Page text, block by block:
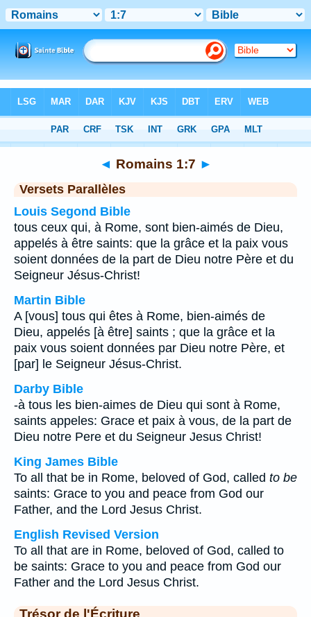
Chapitre 1 > Verset 7
◄ Romains 1:7 ►
Versets Parallèles
Louis Segond Bible
tous ceux qui, à Rome, sont bien-aimés de Dieu,
appelés à être saints: que la grâce et la paix vous
soient données de la part de Dieu notre Père et du
Seigneur Jésus-Christ!
Martin Bible
A [vous] tous qui êtes à Rome, bien-aimés de
Dieu, appelés [à être] saints ; que la grâce et la
paix vous soient données par Dieu notre Père, et
[par] le Seigneur Jésus-Christ.
Darby Bible
-à tous les bien-aimes de Dieu qui sont à Rome,
saints appeles: Grace et paix à vous, de la part de
Dieu notre Pere et du Seigneur Jesus Christ!
King James Bible
To all that be in Rome, beloved of God, called to be
saints: Grace to you and peace from God our
Father, and the Lord Jesus Christ.
English Revised Version
To all that are in Rome, beloved of God, called to
be saints: Grace to you and peace from God our
Father and the Lord Jesus Christ.
Trésor de l'Écriture